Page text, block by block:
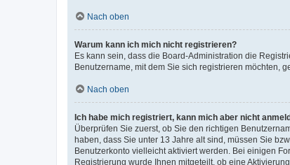
Nach oben
Warum kann ich mich nicht registrieren?
Es kann sein, dass die Board-Administration die
Benutzername, mit dem Sie sich registrieren möchten,
Nach oben
Ich habe mich registriert, kann mich aber nicht
Überprüfen Sie zuerst, ob Sie den richtigen
haben, dass Sie unter 13 Jahre alt sind, müssen Sie
Benutzerkonto vielleicht aktiviert werden. Bei einigen
Registrierung wurde Ihnen mitgeteilt, ob eine